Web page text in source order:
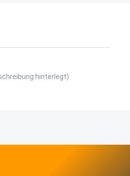
hinterlegt)